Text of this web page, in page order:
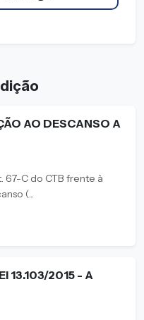
AO DESCANSO A
67-C do CTB frente à
(...
13.103/2015 - A